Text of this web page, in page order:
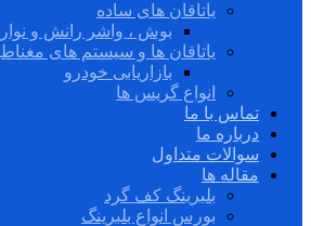
یاتاقان های ساده
بوش ، واشر رانش و نوار
یاتاقان ها و سیستم های
بازاریابی خودرو
انواع گریس ها
تماس با ما
درباره ما
سوالات متداول
مقاله ها
بلبرینگ کف گرد
بورس انواع بلبرینگ